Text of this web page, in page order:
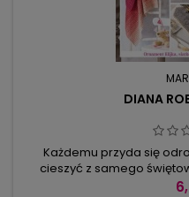
DIANA
Każdemu przyda się
cieszyć z samego
wykorzystać na robótki